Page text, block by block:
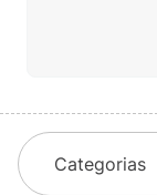
Categorias